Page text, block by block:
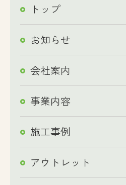
トップ
お知らせ
会社案内
事業内容
施工事例
アウトレット